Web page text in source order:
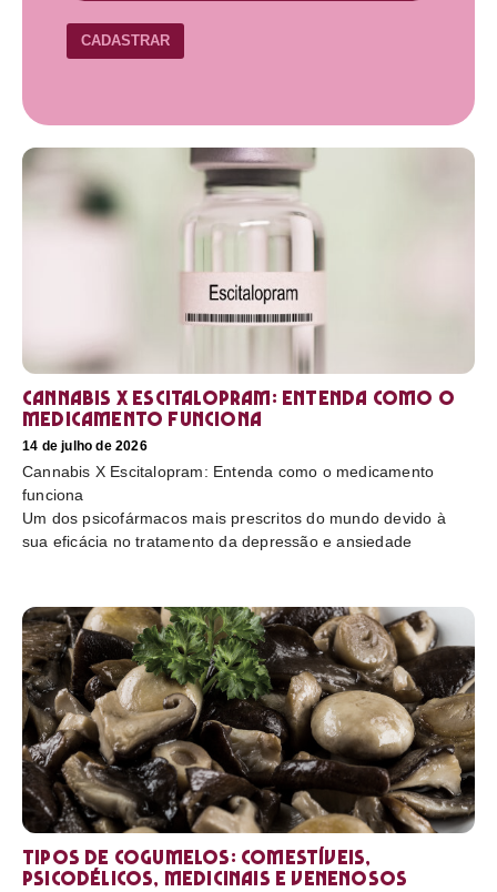
CADASTRAR
Cannabis X Escitalopram: Entenda como o
medicamento funciona
14 de julho de 2026
Cannabis X Escitalopram: Entenda como o medicamento
funciona
Um dos psicofármacos mais prescritos do mundo devido à
sua eficácia no tratamento da depressão e ansiedade
Tipos de cogumelos: comestíveis,
psicodélicos, medicinais e venenosos